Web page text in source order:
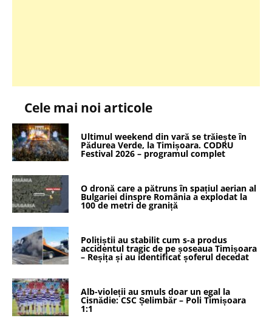
Cele mai noi articole
Ultimul weekend din vară se trăiește în
Pădurea Verde, la Timișoara. CODRU
Festival 2026 – programul complet
O dronă care a pătruns în spațiul aerian al
Bulgariei dinspre România a explodat la
100 de metri de graniță
Polițiștii au stabilit cum s-a produs
accidentul tragic de pe șoseaua Timișoara
– Reșița și au identificat șoferul decedat
Alb-violeții au smuls doar un egal la
Cisnădie: CSC Șelimbăr – Poli Timișoara
1:1